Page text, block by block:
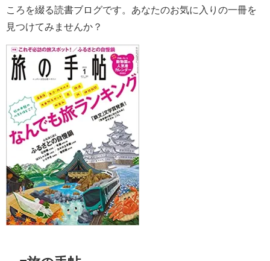
ころを綴る読書ブログです。あなたのお気に入りの一冊を
見つけてみませんか？